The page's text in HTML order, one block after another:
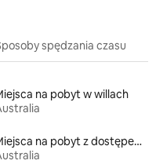
spędzania czasu
na pobyt w willach
Miejsca na pobyt z dostępem do jeziora